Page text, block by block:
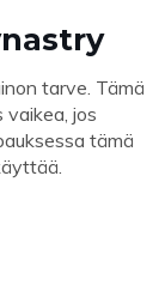
tarve. Tämä
jos
tämä